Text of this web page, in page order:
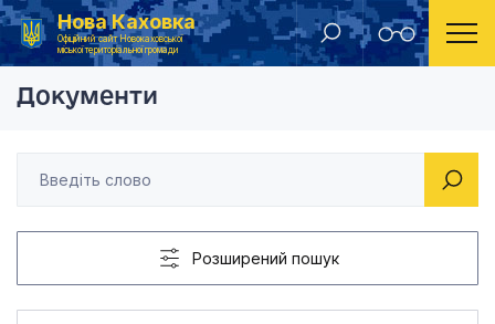
Нова Каховка
Офіційний сайт Новокаховської
міської територіальної громади
Головна Рішення Новокаховської міської ради 2013 рік Про викуп
Документи
Розширений пошук